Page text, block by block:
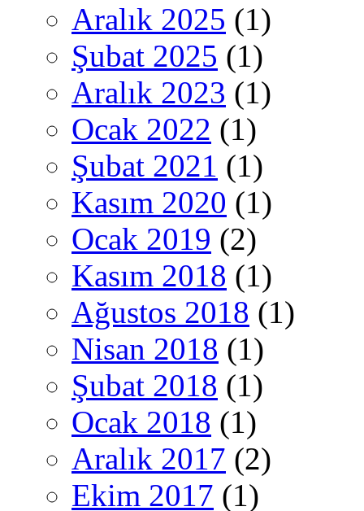
Aralık 2025 (1)
Şubat 2025 (1)
Aralık 2023 (1)
Ocak 2022 (1)
Şubat 2021 (1)
Kasım 2020 (1)
Ocak 2019 (2)
Kasım 2018 (1)
Ağustos 2018 (1)
Nisan 2018 (1)
Şubat 2018 (1)
Ocak 2018 (1)
Aralık 2017 (2)
Ekim 2017 (1)